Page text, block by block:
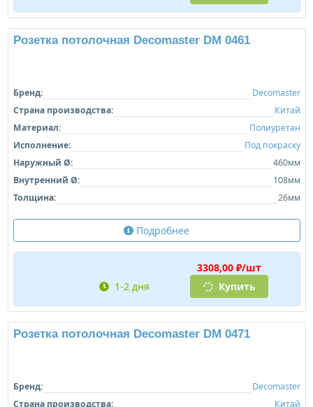
Розетка потолочная Decomaster DM 0461
Страна производства:
Китай
Материал:
Полиуретан